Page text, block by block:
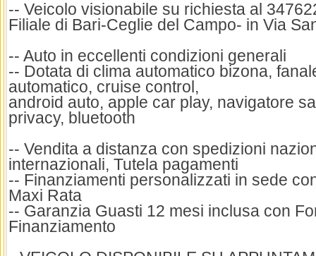
-- Veicolo visionabile su richiesta al
Filiale di Bari-Ceglie del Campo- in Via
-- Auto in eccellenti condizioni generali
-- Dotata di clima automatico bizona,
automatico, cruise control,
android auto, apple car play, navigatore
privacy, bluetooth
-- Vendita a distanza con spedizioni
internazionali, Tutela pagamenti
-- Finanziamenti personalizzati in sede
Maxi Rata
-- Garanzia Guasti 12 mesi inclusa con
Finanziamento